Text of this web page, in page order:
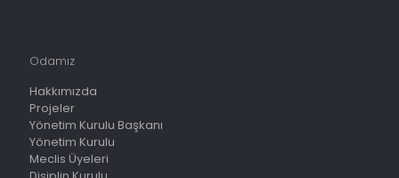
Odamız
Hakkımızda
Projeler
Yönetim Kurulu Başkanı
Yönetim Kurulu
Meclis Üyeleri